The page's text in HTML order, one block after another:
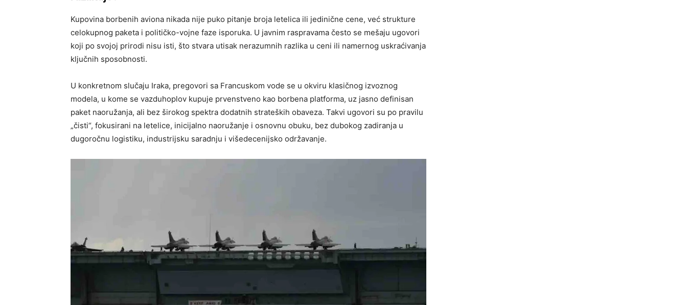
Kupovina borbenih aviona nikada nije puko pitanje broja letelica ili jedinične cene, već strukture
celokupnog paketa i političko-vojne faze isporuka. U javnim raspravama često se mešaju ugovori
koji po svojoj prirodi nisu isti, što stvara utisak nerazumnih razlika u ceni ili namernog uskraćivanja
ključnih sposobnosti.
U konkretnom slučaju Iraka, pregovori sa Francuskom vode se u okviru klasičnog izvoznog
modela, u kome se vazduhoplov kupuje prvenstveno kao borbena platforma, uz jasno definisan
paket naoružanja, ali bez širokog spektra dodatnih strateških obaveza. Takvi ugovori su po pravilu
„čisti“, fokusirani na letelice, inicijalno naoružanje i osnovnu obuku, bez dubokog zadiranja u
dugoročnu logistiku, industrijsku saradnju i višedecenijsko održavanje.